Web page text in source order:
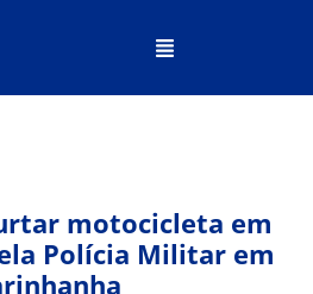
motocicleta em
Polícia Militar em